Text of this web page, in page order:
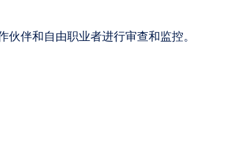
伴和自由职业者进行审查和监控。